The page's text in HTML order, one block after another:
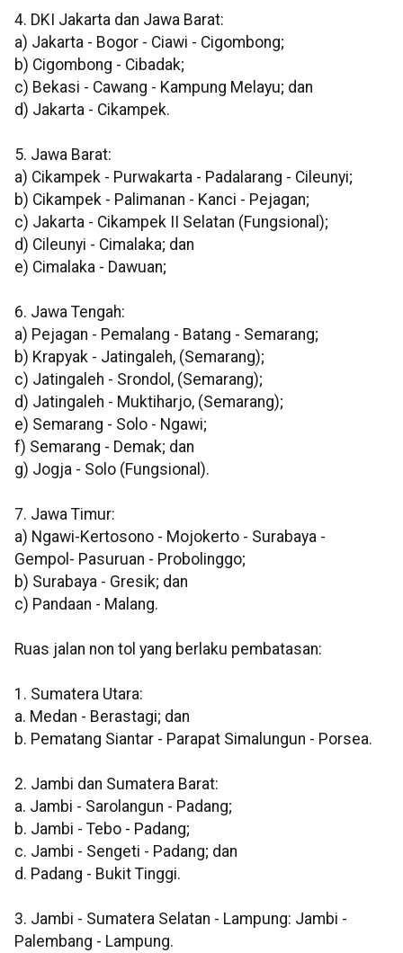
4. DKI Jakarta dan Jawa Barat:
a) Jakarta - Bogor - Ciawi - Cigombong;
b) Cigombong - Cibadak;
c) Bekasi - Cawang - Kampung Melayu; dan
d) Jakarta - Cikampek.
5. Jawa Barat:
a) Cikampek - Purwakarta - Padalarang - Cileunyi;
b) Cikampek - Palimanan - Kanci - Pejagan;
c) Jakarta - Cikampek II Selatan (Fungsional);
d) Cileunyi - Cimalaka; dan
e) Cimalaka - Dawuan;
6. Jawa Tengah:
a) Pejagan - Pemalang - Batang - Semarang;
b) Krapyak - Jatingaleh, (Semarang);
c) Jatingaleh - Srondol, (Semarang);
d) Jatingaleh - Muktiharjo, (Semarang);
e) Semarang - Solo - Ngawi;
f) Semarang - Demak; dan
g) Jogja - Solo (Fungsional).
7. Jawa Timur:
a) Ngawi-Kertosono - Mojokerto - Surabaya -
Gempol- Pasuruan - Probolinggo;
b) Surabaya - Gresik; dan
c) Pandaan - Malang.
Ruas jalan non tol yang berlaku pembatasan:
1. Sumatera Utara:
a. Medan - Berastagi; dan
b. Pematang Siantar - Parapat Simalungun - Porsea.
2. Jambi dan Sumatera Barat:
a. Jambi - Sarolangun - Padang;
b. Jambi - Tebo - Padang;
c. Jambi - Sengeti - Padang; dan
d. Padang - Bukit Tinggi.
3. Jambi - Sumatera Selatan - Lampung: Jambi -
Palembang - Lampung.